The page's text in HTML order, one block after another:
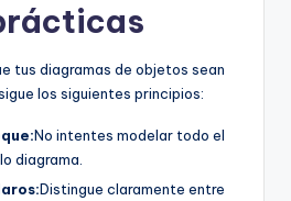
tus diagramas de objetos sean
los siguientes principios:
No intentes modelar todo el
diagrama.
Distingue claramente entre